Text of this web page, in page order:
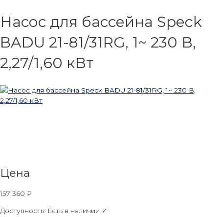
Насос для бассейна Speck
BADU 21-81/31RG, 1~ 230 В,
2,27/1,60 кВт
Цена
157 360 ₽
Доступность: Есть в наличии ✓